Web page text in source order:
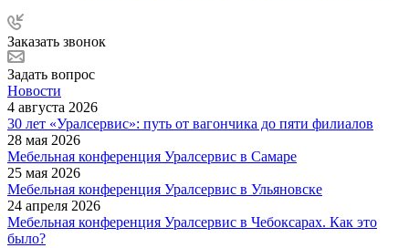
Заказать звонок
Задать вопрос
Новости
4 августа 2026
30 лет «Уралсервис»: путь от вагончика до пяти филиалов
28 мая 2026
Мебельная конференция Уралсервис в Самаре
25 мая 2026
Мебельная конференция Уралсервис в Ульяновске
24 апреля 2026
Мебельная конференция Уралсервис в Чебоксарах. Как это
было?